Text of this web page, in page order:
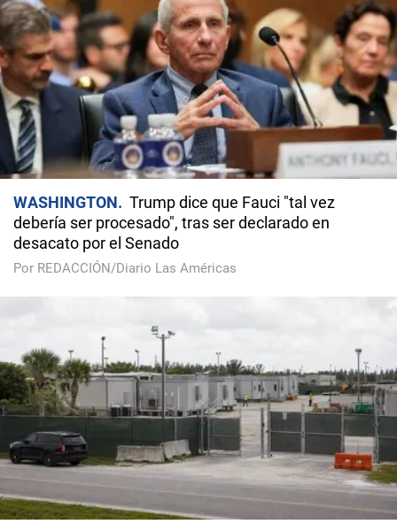
WASHINGTON
Trump dice que Fauci "tal vez
debería ser procesado", tras ser declarado en
desacato por el Senado
Por REDACCIÓN/Diario Las Américas